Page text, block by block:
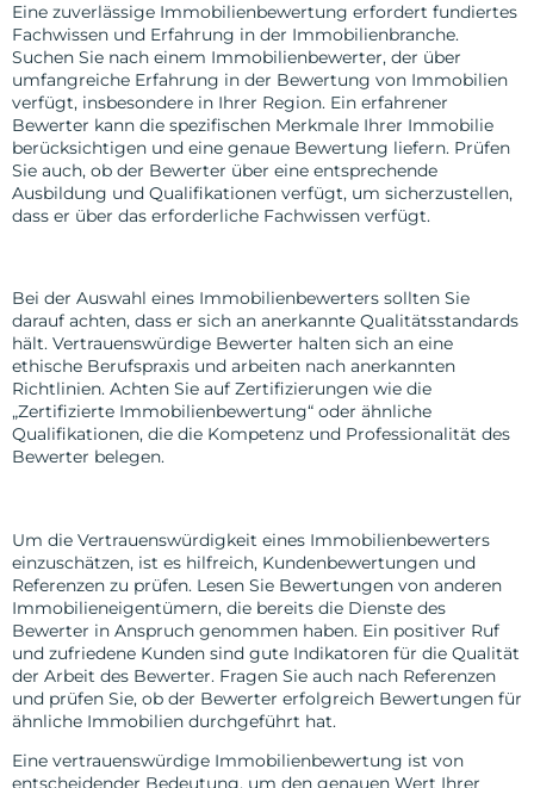
Eine zuverlässige Immobilienbewertung erfordert fundiertes
Fachwissen und Erfahrung in der Immobilienbranche.
Suchen Sie nach einem Immobilienbewerter, der über
umfangreiche Erfahrung in der Bewertung von Immobilien
verfügt, insbesondere in Ihrer Region. Ein erfahrener
Bewerter kann die spezifischen Merkmale Ihrer Immobilie
berücksichtigen und eine genaue Bewertung liefern. Prüfen
Sie auch, ob der Bewerter über eine entsprechende
Ausbildung und Qualifikationen verfügt, um sicherzustellen,
dass er über das erforderliche Fachwissen verfügt.
Bei der Auswahl eines Immobilienbewerters sollten Sie
darauf achten, dass er sich an anerkannte Qualitätsstandards
hält. Vertrauenswürdige Bewerter halten sich an eine
ethische Berufspraxis und arbeiten nach anerkannten
Richtlinien. Achten Sie auf Zertifizierungen wie die
„Zertifizierte Immobilienbewertung“ oder ähnliche
Qualifikationen, die die Kompetenz und Professionalität des
Bewerter belegen.
Um die Vertrauenswürdigkeit eines Immobilienbewerters
einzuschätzen, ist es hilfreich, Kundenbewertungen und
Referenzen zu prüfen. Lesen Sie Bewertungen von anderen
Immobilieneigentümern, die bereits die Dienste des
Bewerter in Anspruch genommen haben. Ein positiver Ruf
und zufriedene Kunden sind gute Indikatoren für die Qualität
der Arbeit des Bewerter. Fragen Sie auch nach Referenzen
und prüfen Sie, ob der Bewerter erfolgreich Bewertungen für
ähnliche Immobilien durchgeführt hat.
Eine vertrauenswürdige Immobilienbewertung ist von
entscheidender Bedeutung, um den genauen Wert Ihrer